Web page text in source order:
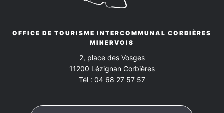
OFFICE DE TOURISME INTERCOMMUNAL CORBIÈRES
MINERVOIS
2, place des Vosges
11200 Lézignan Corbières
Tél : 04 68 27 57 57